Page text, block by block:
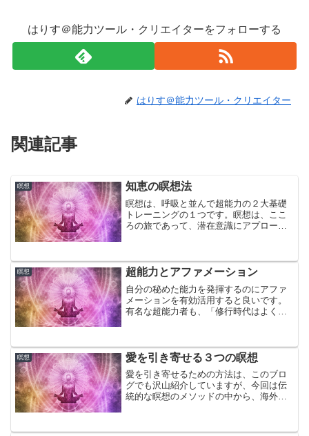
はりす＠能力ツール・クリエイターをフォローする
はりす＠能力ツール・クリエイター
関連記事
瞑想 知恵の瞑想法
瞑想は、呼吸と並んで超能力の２大基礎
トレーニングの１つです。瞑想は、ここ
ろの旅であって、潜在意識にアプローチ
瞑想 超能力とアファメーション
自分の秘めた能力を発揮するのにアファ
メーションを有効活用すると良いです。
有名な超能力者も、「修行時代はよくア
瞑想 愛を引き寄せる３つの瞑想
愛を引き寄せるための方法は、このブロ
グでも沢山紹介していますが、今回は伝
統的な瞑想のメソッドの中から、海外で